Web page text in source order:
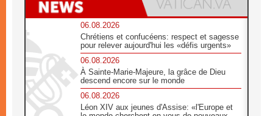
06.08.2026
Chrétiens et confucéens: respect et sagesse
pour relever aujourd'hui les «défis urgents»
06.08.2026
À Sainte-Marie-Majeure, la grâce de Dieu
descend encore sur le monde
06.08.2026
Léon XIV aux jeunes d'Assise: «l'Europe et